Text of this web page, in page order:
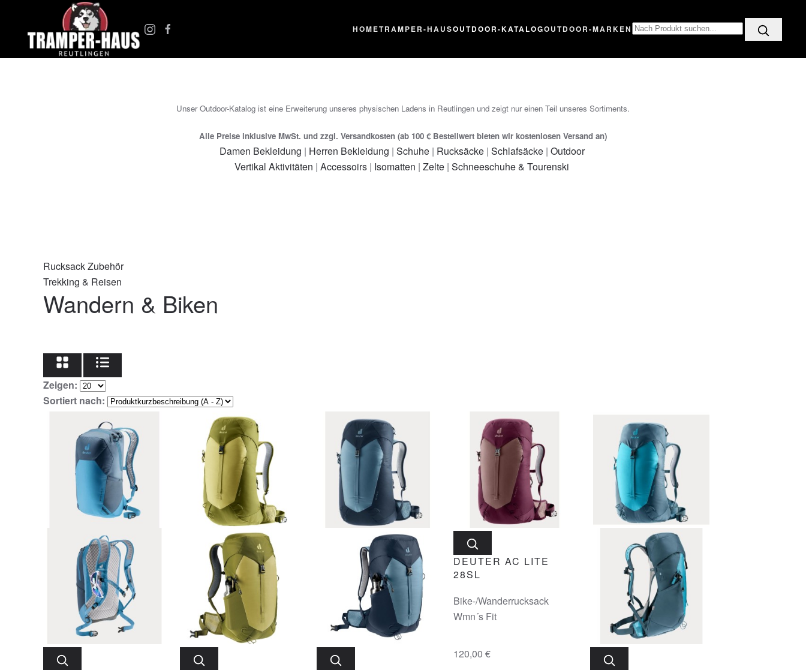
Zum Hauptinhalt springen HOMETRAMPER-HAUSOUTDOOR-KATALOGOUTDOOR-MARKEN
Unser Outdoor-Katalog ist eine Erweiterung unseres physischen Ladens in Reutlingen und zeigt nur einen Teil unseres Sortiments.
Alle Preise inklusive MwSt. und zzgl. Versandkosten (ab 100 € Bestellwert bieten wir kostenlosen Versand an)
Damen Bekleidung | Herren Bekleidung | Schuhe| Rucksäcke| Schlafsäcke| Outdoor
Vertikal Aktivitäten | Accessoirs | Isomatten | Zelte | Schneeschuhe & Tourenski
Rucksack Zubehör
Trekking & Reisen
Wandern & Biken
Zeigen:
Sortiert nach:
DEUTER AC LITE
28SL
Bike-/Wanderrucksack
Wmn´s Fit
120,00 €